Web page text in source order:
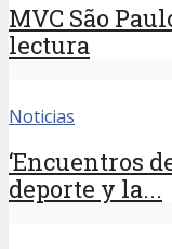
MVC São
lectura
Noticias
‘Encuentros
deporte y la...